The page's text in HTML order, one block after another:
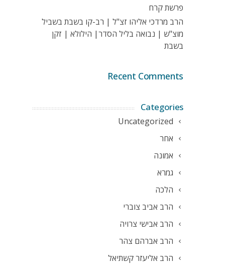
פרשת קרח
הרב מרדכי אליהו זצ"ל | רב-קו בשבת בשביל
מוצ"ש | נבואה בליל הסדר| הילולא | זקן
בשבת
Recent Comments
Categories
Uncategorized
אחר
אמונה
גמרא
הלכה
הרב אביב צוברי
הרב אבישי צרויה
הרב אברהם צהר
הרב אליעזר קשתיאל